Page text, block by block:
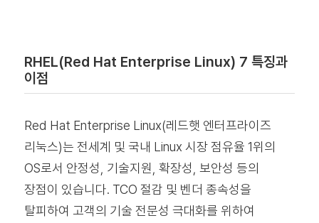
RHEL(Red Hat Enterprise Linux) 7 특징과
이점
Red Hat Enterprise Linux(레드햇 엔터프라이즈
리눅스)는 전세계 및 국내 Linux 시장 점유율 1위의
OS로서 안정성, 기술지원, 확장성, 보안성 등의
장점이 있습니다. TCO 절감 및 벤더 종속성을
탈피하여 고객의 기술 전문성 극대화를 위하여